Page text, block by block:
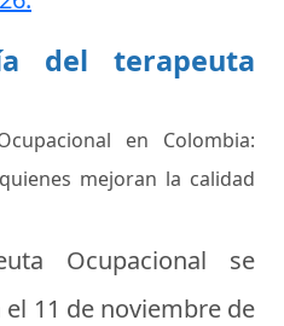
del terapeuta
en Colombia:
mejoran la calidad
Ocupacional se
11 de noviembre de